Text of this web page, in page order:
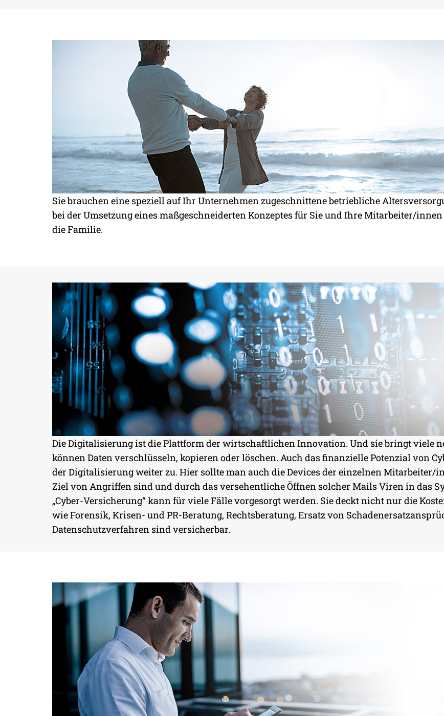
BETRIEBLICHER
MASS
Sie brauchen eine speziell auf Ihr Unternehmen zugeschnittene betriebliche
bei der Umsetzung eines maßgeschneiderten Konzeptes für Sie und Ihre Mitarbeiter/
die Familie.
CYBER
DIGITALISIERUNG AUF NUMMER
SICHER
Die Digitalisierung ist die Plattform der wirtschaftlichen Innovation. Und sie bringt viele
können Daten verschlüsseln, kopieren oder löschen. Auch das finanzielle Potenzial von
der Digitalisierung weiter zu. Hier sollte man auch die Devices der einzelnen Mitarbeiter/
Ziel von Angriffen sind und durch das versehentliche Öffnen solcher Mails Viren in das
„Cyber-Versicherung“ kann für viele Fälle vorgesorgt werden. Sie deckt nicht nur die
wie Forensik, Krisen- und PR-Beratung, Rechtsberatung, Ersatz von
Datenschutzverfahren sind versicherbar.